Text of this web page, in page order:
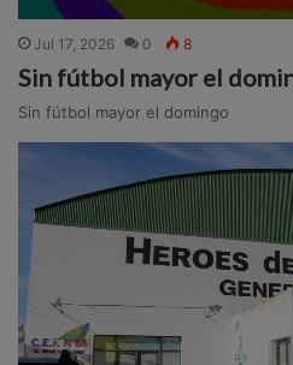
Jul 17, 2026 0 8
Sin fútbol mayor el
Sin fútbol mayor el domingo